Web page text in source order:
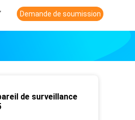
Demande de soumission
de surveillance